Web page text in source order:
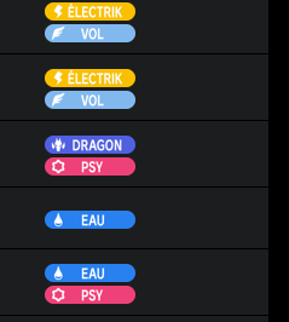
Électrik
Vol
Électrik
Vol
Dragon
Psy
Eau
Eau
Psy